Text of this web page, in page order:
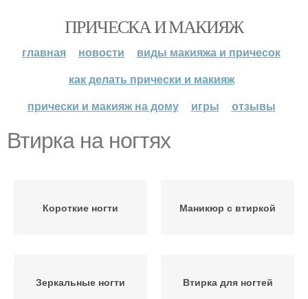
ПРИЧЕСКА И МАКИЯЖ
главная новости
виды макияжа и причесок
как делать прически и макияж
прически и макияж на дому
игры отзывы
Втирка на ногтях
Короткие ногти Маникюр с втиркой
Зеркальные ногти Втирка для ногтей